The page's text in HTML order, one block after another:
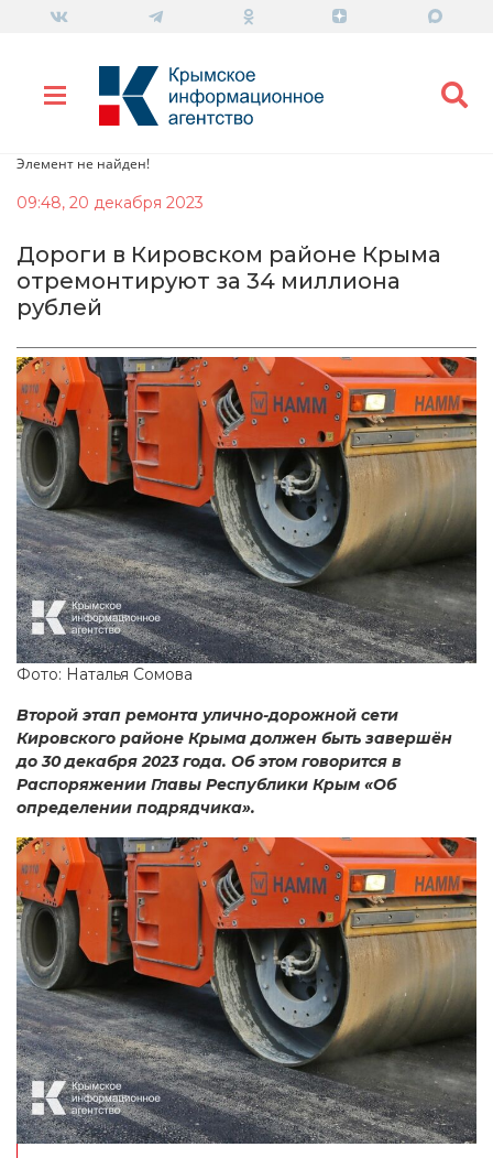
Элемент не найден!
09:48, 20 декабря 2023
Дороги в Кировском районе Крыма
отремонтируют за 34 миллиона
рублей
Фото: Наталья Сомова
Второй этап ремонта улично-дорожной сети
Кировского районе Крыма должен быть завершён
до 30 декабря 2023 года. Об этом говорится в
Распоряжении Главы Республики Крым «Об
определении подрядчика».